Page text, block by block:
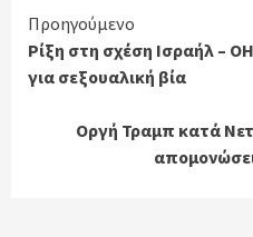
Continue
Reading
Προηγούμενο
Ρίξη στη σχέση Ισραήλ –
για σεξουαλική βία
Οργή Τραμπ κατά